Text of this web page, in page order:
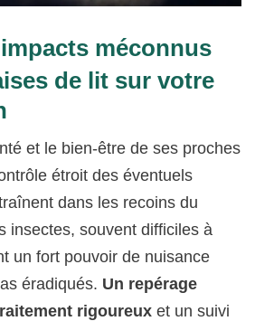
méconnus
de lit sur votre
et le bien-être de ses proches
étroit des éventuels
dans les recoins du
insectes, souvent difficiles à
un fort pouvoir de nuisance
éradiqués. Un repérage
rigoureux et un suivi